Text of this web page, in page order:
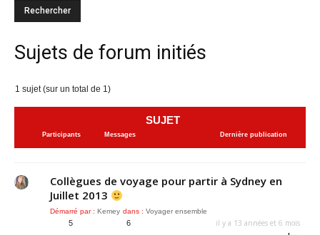
Sujets de forum initiés
1 sujet (sur un total de 1)
SUJET
Participants Messages Dernière publication
Collègues de voyage pour partir à Sydney en
Juillet 2013
Démarré par : Kemey dans : Voyager ensemble
5 6 il y a 13 années et 6 mois